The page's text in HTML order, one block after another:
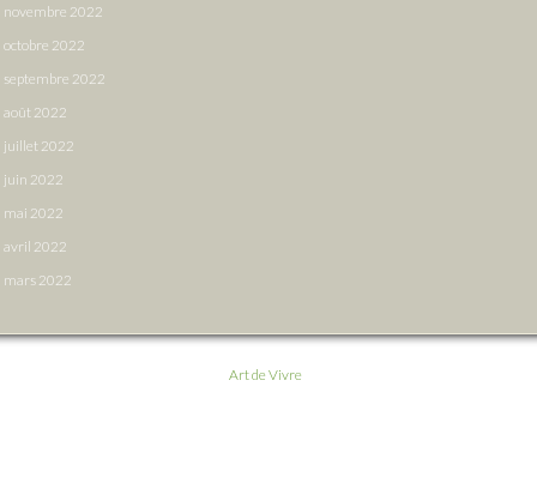
novembre 2022
octobre 2022
septembre 2022
août 2022
juillet 2022
juin 2022
mai 2022
avril 2022
mars 2022
Art de Vivre